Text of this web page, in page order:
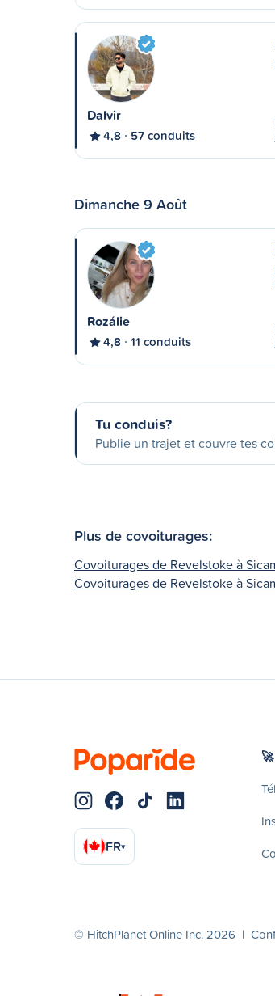
Dalvir
4,8 57 conduits
Dimanche 9 Août
Rozálie
4,8 11 conduits
Tu conduis?
Publie un trajet et couvre tes
Plus de covoiturages:
Covoiturages de Revelstoke à
Covoiturages de Revelstoke à
FR▾
© HitchPlanet Online Inc. 2026 |